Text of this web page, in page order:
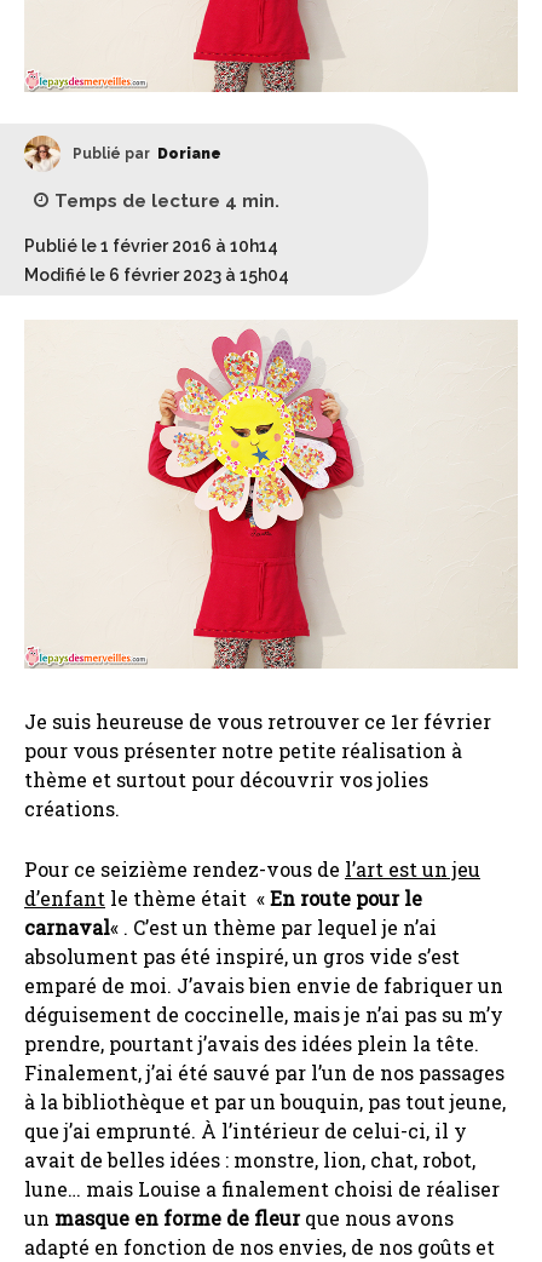
Publié par Doriane
Temps de lecture 4 min.
Publié le 1 février 2016 à 10h14
Modifié le 6 février 2023 à 15h04
Je suis heureuse de vous retrouver ce 1er février
pour vous présenter notre petite réalisation à
thème et surtout pour découvrir vos jolies
créations.
Pour ce seizième rendez-vous de l’art est un jeu
d’enfant le thème était «En route pour le
carnaval« . C’est un thème par lequel je n’ai
absolument pas été inspiré, un gros vide s’est
emparé de moi. J’avais bien envie de fabriquer un
déguisement de coccinelle, mais je n’ai pas su m’y
prendre, pourtant j’avais des idées plein la tête.
Finalement, j’ai été sauvé par l’un de nos passages
à la bibliothèque et par un bouquin, pas tout jeune,
que j’ai emprunté. À l’intérieur de celui-ci, il y
avait de belles idées : monstre, lion, chat, robot,
lune… mais Louise a finalement choisi de réaliser
un masque en forme de fleurque nous avons
adapté en fonction de nos envies, de nos goûts et